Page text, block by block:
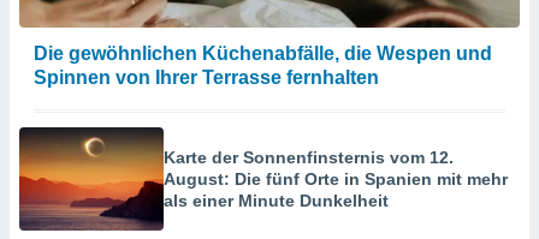
Die gewöhnlichen Küchenabfälle, die Wespen und
Spinnen von Ihrer Terrasse fernhalten
Karte der Sonnenfinsternis vom 12.
August: Die fünf Orte in Spanien mit mehr
als einer Minute Dunkelheit